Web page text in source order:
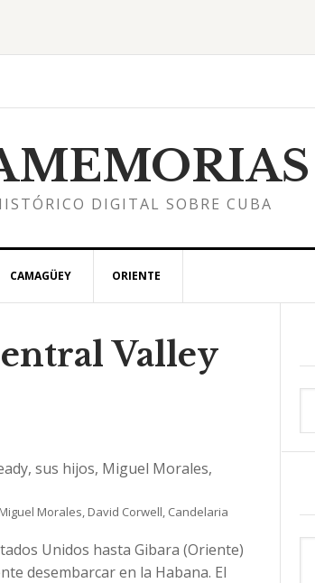
DIGITAL SOBRE CUBA
CAMAGÜEY ORIENTE
Valley
Morales, David Corwell, Candelaria
Unidos hasta Gibara (Oriente)
desembarcar en la Habana. El